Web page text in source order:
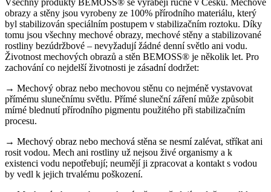
obrazy a stěny jsou vyrobeny ze 100% přírodního materiálu, který
byl stabilizován speciálním postupem v stabilizačním roztoku. Díky
tomu jsou všechny mechové obrazy, mechové stěny a stabilizované
rostliny bezúdržbové – nevyžadují žádné denní světlo ani vodu.
Životnost mechových obrazů a stěn BEMOSS® je několik let. Pro
zachování co nejdelší životnosti je zásadní dodržet:
→ Mechový obraz nebo mechovou stěnu co nejméně vystavovat
přímému slunečnímu světlu. Přímé sluneční záření může způsobit
mírné blednutí přírodního pigmentu použitého při stabilizačním
procesu.
→ Mechový obraz nebo mechová stěna se nesmí zalévat, stříkat ani
rosit vodou. Mech ani rostliny už nejsou živé organismy a k
existenci vodu nepotřebují; neumějí ji zpracovat a kontakt s vodou
by vedl k jejich trvalému poškození.